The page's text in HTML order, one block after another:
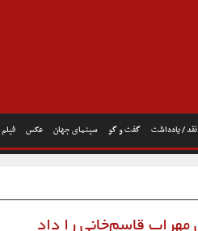
نقد / یادداشت گفت و گو سینمای جهان عکس
قاسم‌خانی را داد